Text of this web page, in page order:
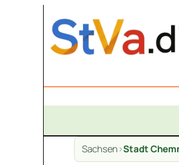
springen
Sachsen>Stadt